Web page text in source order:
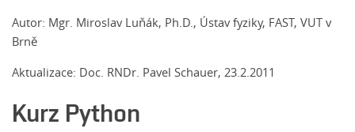
Autor: Mgr. Miroslav Luňák, Ph.D., Ústav fyziky, FAST, VUT v
Brně
Aktualizace: Doc. RNDr. Pavel Schauer, 23.2.2011
Kurz Python